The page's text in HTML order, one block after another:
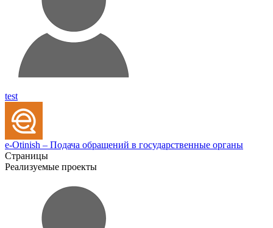
test
e-Otinish – Подача обращений в государственные органы
Страницы
Реализуемые проекты